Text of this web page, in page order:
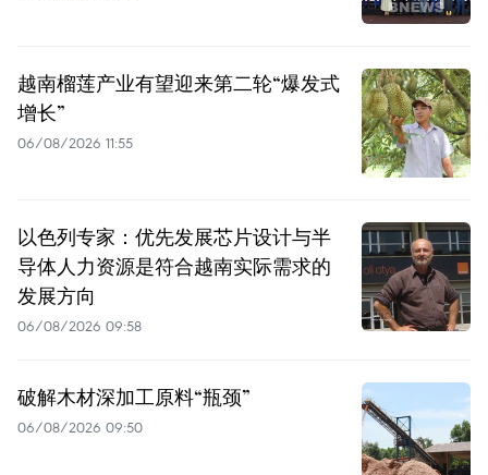
越南榴莲产业有望迎来第二轮“爆发式
增长”
06/08/2026 11:55
以色列专家：优先发展芯片设计与半
导体人力资源是符合越南实际需求的
发展方向
06/08/2026 09:58
破解木材深加工原料“瓶颈”
06/08/2026 09:50